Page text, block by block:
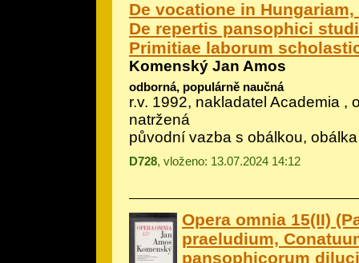
De vocatione in
De repertis pansophici
Primitiae laborum
Komenský Jan Amos
odborná, populárně naučná
r.v. 1992, nakladatel Academia ,
natržená
původní vazba s obálkou,
D728, vloženo: 13.07.2024 14:12
Opera omnia 15(II)
praeludium,
pansophicorum